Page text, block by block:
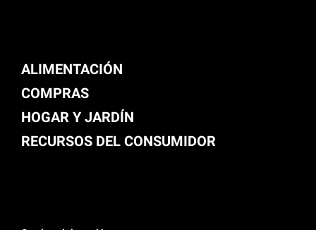
ALIMENTACIÓN
COMPRAS
HOGAR Y JARDÍN
RECURSOS DEL CONSUMIDOR